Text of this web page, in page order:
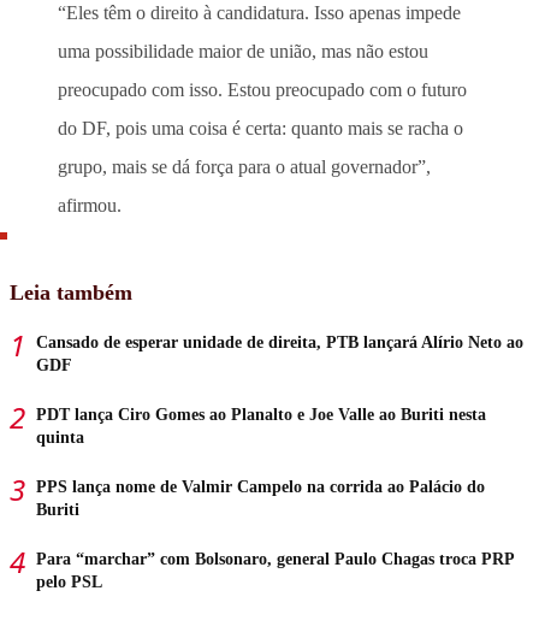
“Eles têm o direito à candidatura. Isso apenas impede
uma possibilidade maior de união, mas não estou
preocupado com isso. Estou preocupado com o futuro
do DF, pois uma coisa é certa: quanto mais se racha o
grupo, mais se dá força para o atual governador”,
afirmou.
Leia também
Cansado de esperar unidade de direita, PTB lançará Alírio Neto ao
GDF
PDT lança Ciro Gomes ao Planalto e Joe Valle ao Buriti nesta
quinta
PPS lança nome de Valmir Campelo na corrida ao Palácio do
Buriti
Para “marchar” com Bolsonaro, general Paulo Chagas troca PRP
pelo PSL